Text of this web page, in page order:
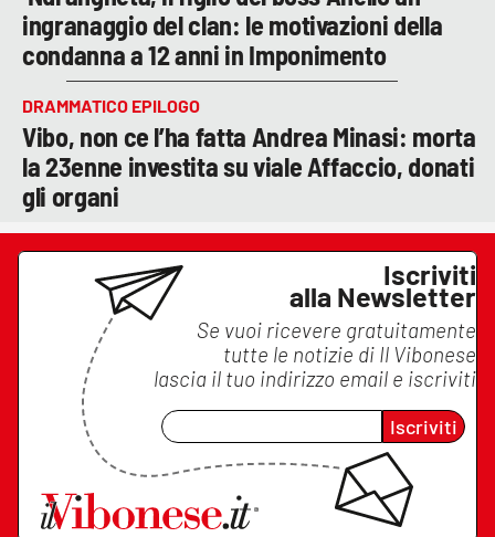
ingranaggio del clan: le motivazioni della
condanna a 12 anni in Imponimento
DRAMMATICO EPILOGO
Vibo, non ce l’ha fatta Andrea Minasi: morta
la 23enne investita su viale Affaccio, donati
gli organi
Iscriviti
alla Newsletter
Se vuoi ricevere gratuitamente
tutte le notizie di Il Vibonese
lascia il tuo indirizzo email e iscriviti
Iscriviti